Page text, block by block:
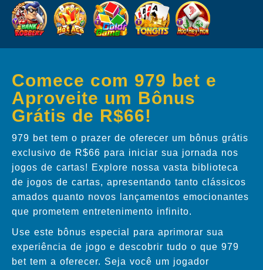
Comece com 979 bet e
Aproveite um Bônus
Grátis de R$66!
979 bet tem o prazer de oferecer um bônus grátis
exclusivo de R$66 para iniciar sua jornada nos
jogos de cartas! Explore nossa vasta biblioteca
de jogos de cartas, apresentando tanto clássicos
amados quanto novos lançamentos emocionantes
que prometem entretenimento infinito.
Use este bônus especial para aprimorar sua
experiência de jogo e descobrir tudo o que 979
bet tem a oferecer. Seja você um jogador